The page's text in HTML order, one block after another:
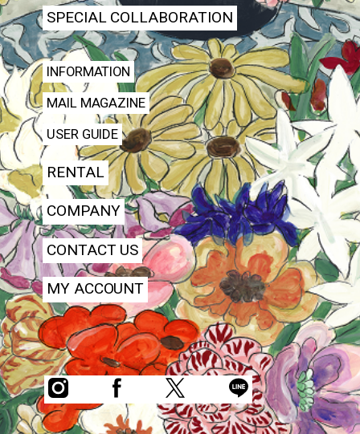
SPECIAL COLLABORATION
INFORMATION
MAIL MAGAZINE
USER GUIDE
RENTAL
COMPANY
CONTACT US
MY ACCOUNT